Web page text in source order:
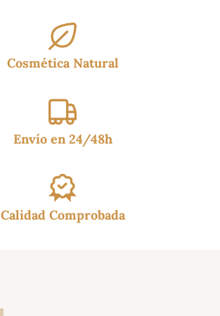
Cosmética Natural
Envío en 24/48h
Calidad Comprobada